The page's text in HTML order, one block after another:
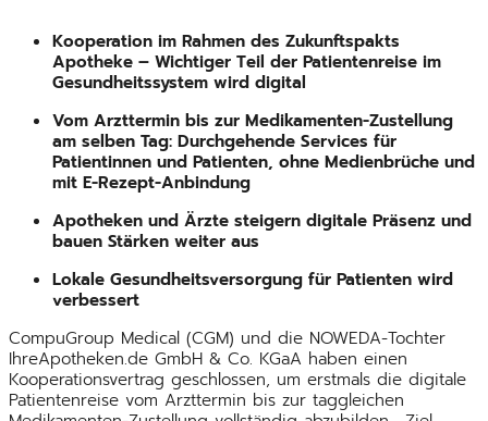
Kooperation im Rahmen des Zukunftspakts
Apotheke – Wichtiger Teil der Patientenreise im
Gesundheitssystem wird digital
Vom Arzttermin bis zur Medikamenten-Zustellung
am selben Tag: Durchgehende Services für
Patientinnen und Patienten, ohne Medienbrüche und
mit E-Rezept-Anbindung
Apotheken und Ärzte steigern digitale Präsenz und
bauen Stärken weiter aus
Lokale Gesundheitsversorgung für Patienten wird
verbessert
CompuGroup Medical (CGM) und die NOWEDA-Tochter
IhreApotheken.de GmbH & Co. KGaA haben einen
Kooperationsvertrag geschlossen, um erstmals die digitale
Patientenreise vom Arzttermin bis zur taggleichen